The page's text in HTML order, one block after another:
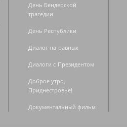
День Бендерской
трагедии
День Республики
Диалог на равных
Диалоги с Президентом
Доброе утро,
Приднестровье!
Документальный фильм